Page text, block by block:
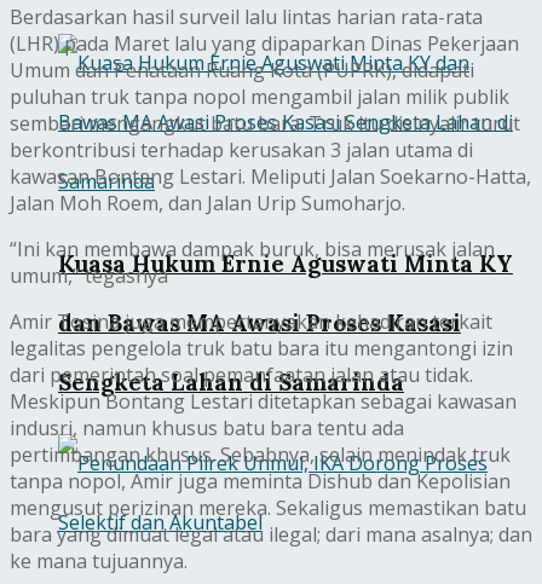
Kuasa Hukum Ernie Aguswati Minta KY
dan Bawas MA Awasi Proses Kasasi
Sengketa Lahan di Samarinda
Berdasarkan hasil surveil lalu lintas harian rata-rata
(LHR) pada Maret lalu yang dipaparkan Dinas Pekerjaan
Umum dan Penataan Ruang Kota (PUPRK), didapati
puluhan truk tanpa nopol mengambil jalan milik publik
sembari mengangkut batu bara. Truk itu disinyalir turut
berkontribusi terhadap kerusakan 3 jalan utama di
kawasan Bontang Lestari. Meliputi Jalan Soekarno-Hatta,
Jalan Moh Roem, dan Jalan Urip Sumoharjo.
“Ini kan membawa dampak buruk, bisa merusak jalan
umum,” tegasnya
Amir Tosina juga mempertanyakan kehadiran terkait
legalitas pengelola truk batu bara itu mengantongi izin
dari pemerintah soal pemanfaatan jalan atau tidak.
Meskipun Bontang Lestari ditetapkan sebagai kawasan
indusri, namun khusus batu bara tentu ada
pertimbangan khusus. Sebabnya, selain menindak truk
tanpa nopol, Amir juga meminta Dishub dan Kepolisian
mengusut perizinan mereka. Sekaligus memastikan batu
bara yang dimuat legal atau ilegal; dari mana asalnya; dan
ke mana tujuannya.